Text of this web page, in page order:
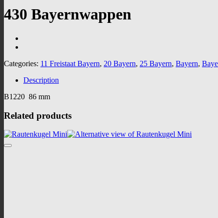
430 Bayernwappen
Categories: 11 Freistaat Bayern, 20 Bayern, 25 Bayern, Bayern,
Description
B1220 86 mm
Related products